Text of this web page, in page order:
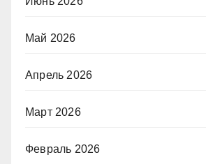
Май 2026
Апрель 2026
Март 2026
Февраль 2026